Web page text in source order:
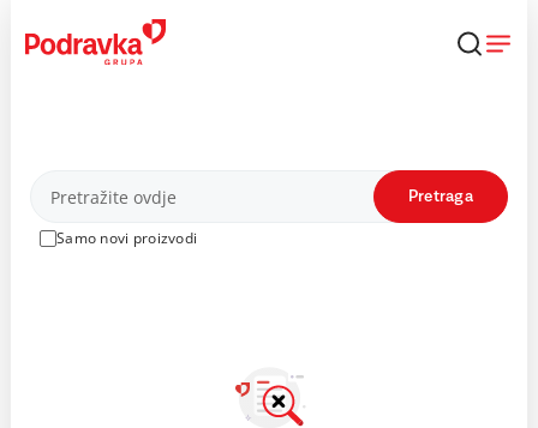
content
Proizvodi
Samo novi proizvodi
Pretraga